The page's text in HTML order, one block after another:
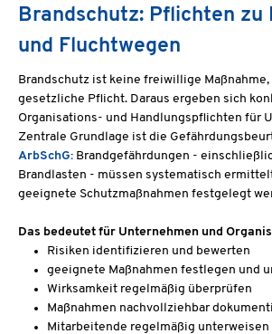
Brandschutz: Pflichten zu
und Fluchtwegen
Brandschutz ist keine freiwillige Maßnahme,
gesetzliche Pflicht. Daraus ergeben sich
Organisations- und Handlungspflichten für
Zentrale Grundlage ist die
ArbSchG: Brandgefährdungen -
Brandlasten - müssen systematisch
geeignete Schutzmaßnahmen festgelegt
Das bedeutet für Unternehmen und
Risiken identifizieren und bewerten
geeignete Maßnahmen festlegen und
Wirksamkeit regelmäßig überprüfen
Maßnahmen nachvollziehbar
Mitarbeitende regelmäßig unterweisen